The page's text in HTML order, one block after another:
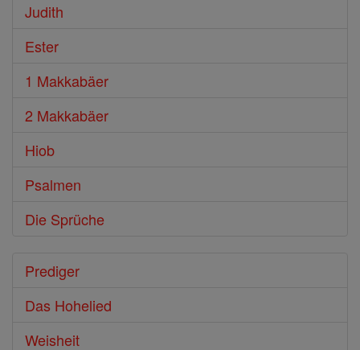
Judith
Ester
1 Makkabäer
2 Makkabäer
Hiob
Psalmen
Die Sprüche
Prediger
Das Hohelied
Weisheit